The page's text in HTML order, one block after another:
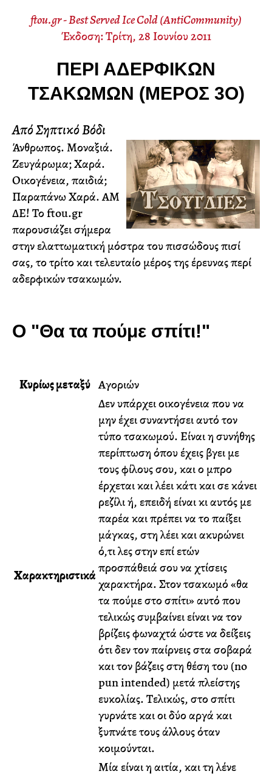
ftou.gr - Best Served Ice Cold (AntiCommunity)
Έκδοση: Τρίτη, 28 Ιουνίου 2011
ΠΕΡΊ ΑΔΕΡΦΙΚΏΝ
ΤΣΑΚΩΜΏΝ (ΜΈΡΟΣ 3Ο)
Από Σηπτικό Βόδι
Άνθρωπος. Μοναξιά.
Ζευγάρωμα; Χαρά.
Οικογένεια, παιδιά;
Παραπάνω Χαρά. ΑΜ
ΔΕ! Το ftou.gr
παρουσιάζει σήμερα
στην ελαττωματική μόστρα του πισσώδους πισί
σας, το τρίτο και τελευταίο μέρος της έρευνας περί
αδερφικών τσακωμών.
Ο "Θα τα πούμε σπίτι!"
Κυρίως μεταξύ Αγοριών
Χαρακτηριστικά
Δεν υπάρχει οικογένεια που να
μην έχει συναντήσει αυτό τον
τύπο τσακωμού. Είναι η συνήθης
περίπτωση όπου έχεις βγει με
τους φίλους σου, και ο μπρο
έρχεται και λέει κάτι και σε κάνει
ρεζίλι ή, επειδή είναι κι αυτός με
παρέα και πρέπει να το παίξει
μάγκας, στη λέει και ακυρώνει
ό,τι λες στην επί ετών
προσπάθειά σου να χτίσεις
χαρακτήρα. Στον τσακωμό «θα
τα πούμε στο σπίτι» αυτό που
τελικώς συμβαίνει είναι να τον
βρίζεις φωναχτά ώστε να δείξεις
ότι δεν τον παίρνεις στα σοβαρά
και τον βάζεις στη θέση του (no
pun intended) μετά πλείστης
ευκολίας. Τελικώς, στο σπίτι
γυρνάτε και οι δύο αργά και
ξυπνάτε τους άλλους όταν
κοιμούνται.
Μία είναι η αιτία, και τη λένε